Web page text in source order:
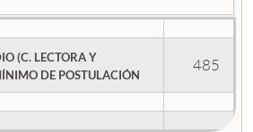
(C. LECTORA Y
DE POSTULACIÓN
485